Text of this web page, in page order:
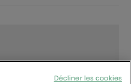
Décliner les cookies